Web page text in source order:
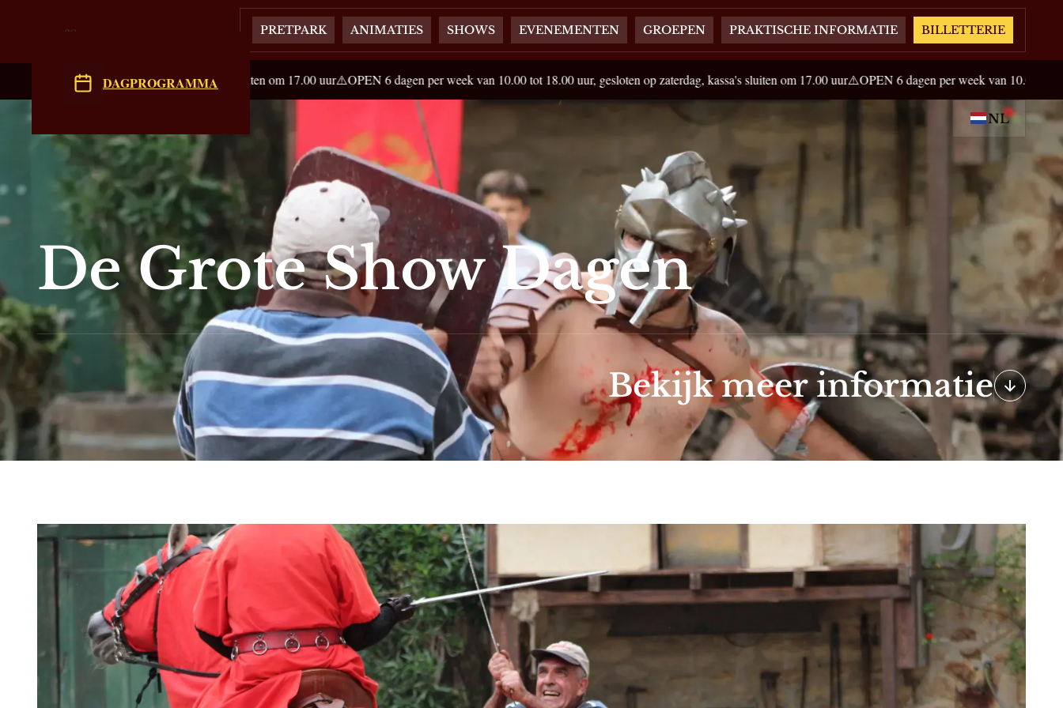
PRETPARK ANIMATIES SHOWS EVENEMENTEN GROEPEN PRAKTISCHE INFORMATIE BILLETTERIE
op zaterdag, kassa's sluiten om 17.00 uur ⚠️OPEN 6 dagen per week van 10.00 tot 18.00 uur, gesloten op zaterdag, kassa's sluiten om 17.00 uur⚠️OPEN 6 dagen per week van 10.00 tot 18.00 uur,
NL
DAGPROGRAMMA
De Grote Show Dagen
Bekijk meer informatie